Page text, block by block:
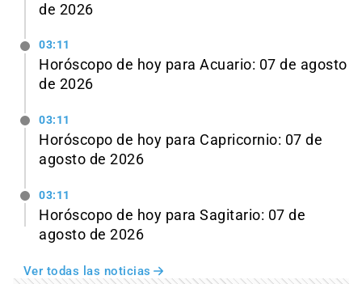
de 2026
03:11
Horóscopo de hoy para Acuario: 07 de agosto
de 2026
03:11
Horóscopo de hoy para Capricornio: 07 de
agosto de 2026
03:11
Horóscopo de hoy para Sagitario: 07 de
agosto de 2026
Ver todas las noticias